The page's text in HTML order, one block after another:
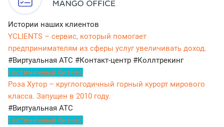
Истории наших клиентов
YCLIENTS – сервис, который помогает
предпринимателям из сферы услуг увеличивать доход.
#Виртуальная АТС #Контакт-центр #Коллтрекинг
Гостиничный бизнес
Роза Хутор – круглогодичный горный курорт мирового
класса. Запущен в 2010 году.
#Виртуальная АТС
Гостиничный бизнес